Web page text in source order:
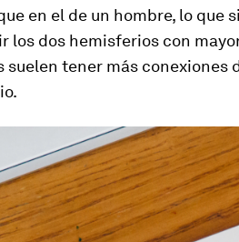
en el de un hombre, lo que
los dos hemisferios con
suelen tener más conexiones